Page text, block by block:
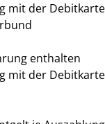
mit der
enthalten
mit der